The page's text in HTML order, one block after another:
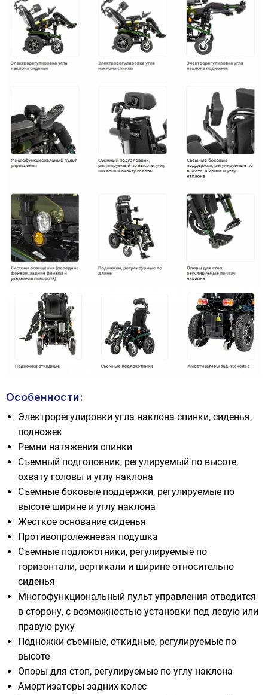
Особенности:
Электрорегулировки угла наклона спинки, сиденья,
подножек
Ремни натяжения спинки
Съемный подголовник, регулируемый по высоте,
охвату головы и углу наклона
Съемные боковые поддержки, регулируемые по
высоте ширине и углу наклона
Жесткое основание сиденья
Противопролежневая подушка
Съемные подлокотники, регулируемые по
горизонтали, вертикали и ширине относительно
сиденья
Многофункциональный пульт управления отводится
в сторону, с возможностью установки под левую или
правую руку
Подножки съемные, откидные, регулируемые по
высоте
Опоры для стоп, регулируемые по углу наклона
Амортизаторы задних колес